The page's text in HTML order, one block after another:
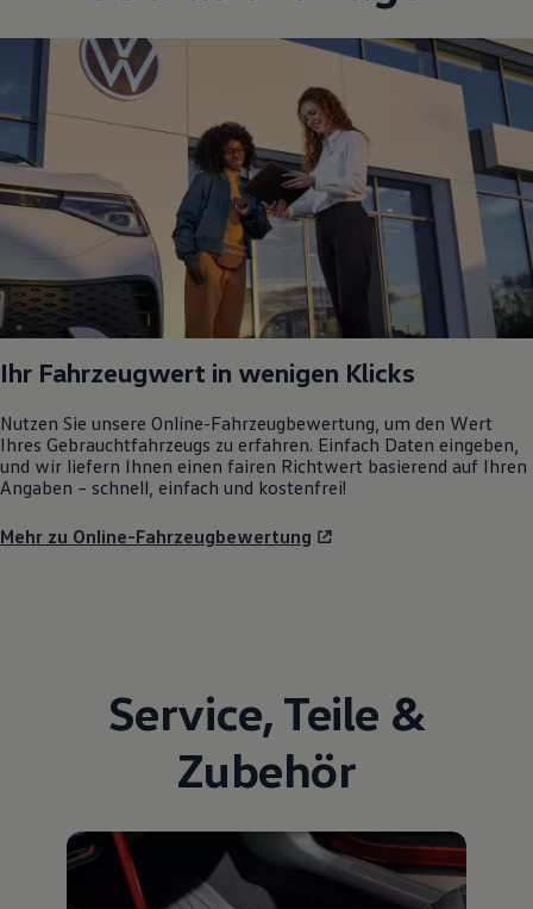
Ihr Fahrzeugwert in wenigen Klicks
Nutzen Sie unsere Online-Fahrzeugbewertung, um den Wert
Ihres Gebrauchtfahrzeugs zu erfahren. Einfach Daten eingeben,
und wir liefern Ihnen einen fairen Richtwert basierend auf Ihren
Angaben – schnell, einfach und kostenfrei!
Mehr zu Online-Fahrzeugbewertung
Service, Teile &
Zubehör